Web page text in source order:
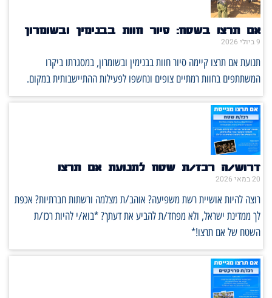
אם תרצו בשטח: סיור חוות בבנימין ובשומרון
9 ביולי 2026
תנועת אם תרצו קיימה סיור חוות בבנימין ובשומרון, במסגרתו ביקרו
המשתתפים בחוות רמתיים צופים ונחשפו לפעילות ההתיישבותית במקום.
דרוש/ה רכז/ת שטח לתנועת אם תרצו
20 במאי 2026
רוצה להיות אושיית רשת משפיעה? אוהב/ת מצלמה ורשתות חברתיות? אכפת
לך ממדינת ישראל, ולא מפחד/ת להביע את דעתך? *בוא/י להיות רכז/ת
השטח של אם תרצו!*